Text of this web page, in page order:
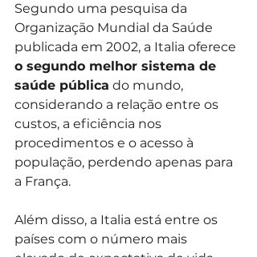
Segundo uma pesquisa da
Organização Mundial da Saúde
publicada em 2002, a Italia oferece
o segundo melhor sistema de
saúde pública do mundo,
considerando a relação entre os
custos, a eficiência nos
procedimentos e o acesso à
população, perdendo apenas para
a França.
Além disso, a Italia está entre os
países com o número mais